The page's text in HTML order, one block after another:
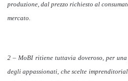
produzione, dal prezzo richiesto al
mercato.
2 – MoBI ritiene tuttavia doveroso, per
degli appassionati, che scelte